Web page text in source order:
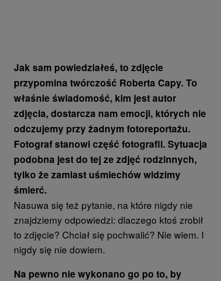
Jak sam powiedziałeś, to zdjęcie
przypomina twórczość Roberta Capy. To
właśnie świadomość, kim jest autor
zdjęcia, dostarcza nam emocji, których nie
odczujemy przy żadnym fotoreportażu.
Fotograf stanowi część fotografii. Sytuacja
podobna jest do tej ze zdjęć rodzinnych,
tylko że zamiast uśmiechów widzimy
śmierć.
Nasuwa się też pytanie, na które nigdy nie
znajdziemy odpowiedzi: dlaczego ktoś zrobił
to zdjęcie? Chciał się pochwalić? Nie wiem. I
nigdy się nie dowiem.
Na pewno nie wykonano go po to, by